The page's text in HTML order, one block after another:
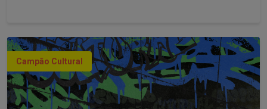
Campão Cultural